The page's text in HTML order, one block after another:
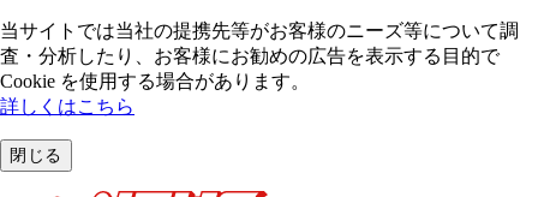
当サイトでは当社の提携先等がお客様のニーズ等について調
査・分析したり、お客様にお勧めの広告を表⽰する⽬的で
Cookie を使⽤する場合があります。
詳しくはこちら
閉じる